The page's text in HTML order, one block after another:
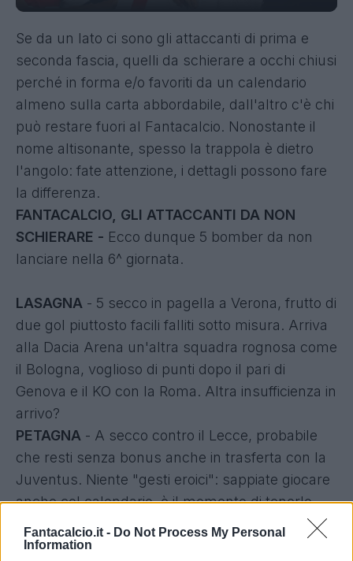
Fantacalcio.it - Do Not Process My Personal
Information
Se da un lato ci sono gli attaccanti di prima e
seconda fascia, quelli da schierare a occhi chiusi
perché in forma e/o favoriti da un calendario
almeno sulla carta abbordabile, dall'altro c'è chi
può restare fuori al Fantacalcio. Nonostante il
nome altisonante, spesso la trappola è dietro
l'angolo: fate attenzione, i dettagli possono fare
la differenza.
FANTACALCIO, GLI ATTACCANTI DA NON
SCHIERARE - Ecco dunque 5 bomber da non
lanciare nella 6^ giornata.
LASAGNA - 5 secco in pagella a Verona, frutto di
due gol piuttosto facili falliti sotto misura. Arriva
alla Dacia Arena un'altra squadra rognosa come
il Bologna, voglioso di punti dopo il pari di
Genova e il KO con la Roma. Altra insufficienza in
arrivo?
PETAGNA - A secco contro il Lecce, probabile
che resti senza bonus anche in trasferta con la
Juventus. Niente "gesti eroici": sappiate giocare
anche col calendario, è il momento di tenerlo
fuori.
BABACAR- Non è ancora al top della condizione